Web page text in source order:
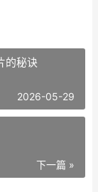
的秘诀
2026-05-29
下一篇 »